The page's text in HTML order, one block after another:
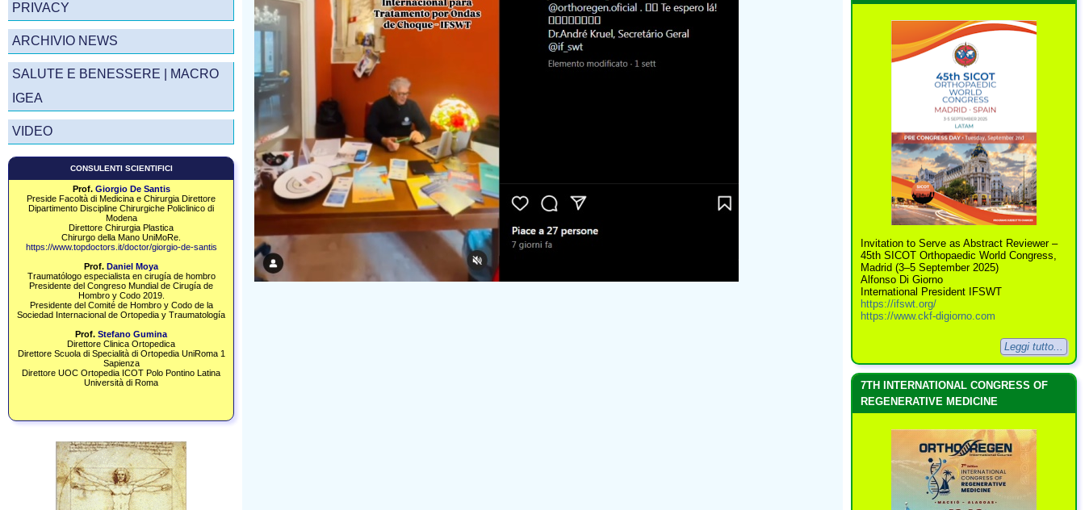
PRIVACY
ARCHIVIO NEWS
SALUTE E BENESSERE | MACRO
IGEA
VIDEO
CONSULENTI SCIENTIFICI
Prof. Giorgio De Santis
Preside Facoltà di Medicina e Chirurgia Direttore
Dipartimento Discipline Chirurgiche Policlinico di
Modena
Direttore Chirurgia Plastica
Chirurgo della Mano UniMoRe.
https://www.topdoctors.it/doctor/giorgio-de-santis
Prof. Daniel Moya
Traumatólogo especialista en cirugía de hombro
Presidente del Congreso Mundial de Cirugía de
Hombro y Codo 2019.​
Presidente del Comité de Hombro y Codo de la
Sociedad Internacional de Ortopedia y Traumatología
Prof. Stefano Gumina
Direttore Clinica Ortopedica
Direttore Scuola di Specialità di Ortopedia UniRoma 1
Sapienza
Direttore UOC Ortopedia ICOT Polo Pontino Latina
Università di Roma
Invitation to Serve as Abstract Reviewer –
45th SICOT Orthopaedic World Congress,
Madrid (3–5 September 2025)
Alfonso Di Giorno
International President IFSWT
https://ifswt.org/
https://www.ckf-digiorno.com
Leggi tutto...
7TH INTERNATIONAL CONGRESS OF
REGENERATIVE MEDICINE